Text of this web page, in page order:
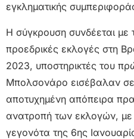
εγκληματικής
Η σύγκρουση συνδέεται με
προεδρικές εκλογές στη
2023, υποστηρικτές του
Μπολσονάρο εισέβαλαν σε
αποτυχημένη απόπειρα
ανατροπή των εκλογών,
γεγονότα της 6ης